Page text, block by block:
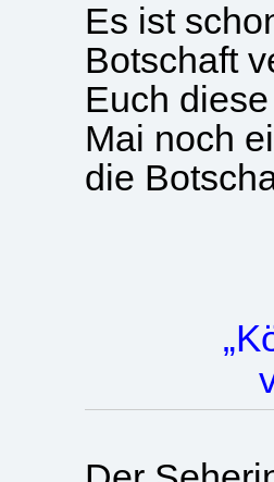
Es ist
Botschaft
Euch
Mai noch
die